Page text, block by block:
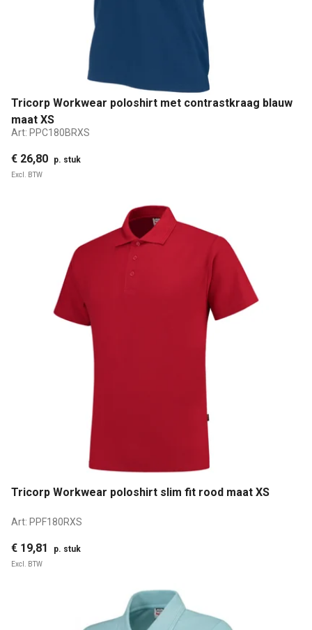
Tricorp Workwear poloshirt met contrastkraag blauw
maat XS
Art: PPC180BRXS
€ 26,80 p. stuk
Excl. BTW
Tricorp Workwear poloshirt slim fit rood maat XS
Art: PPF180RXS
€ 19,81 p. stuk
Excl. BTW